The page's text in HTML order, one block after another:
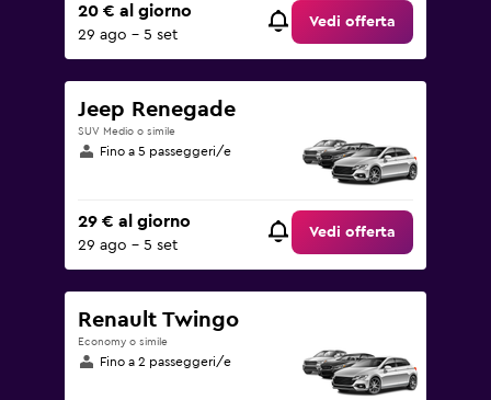
20 € al giorno
29 ago - 5 set
Vedi offerta
Jeep Renegade
SUV Medio o simile
Fino a 5 passeggeri/e
29 € al giorno
29 ago - 5 set
Vedi offerta
Renault Twingo
Economy o simile
Fino a 2 passeggeri/e